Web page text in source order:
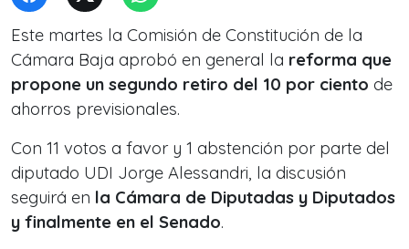
Este martes la Comisión de Constitución de la
Cámara Baja aprobó en general la reforma que
propone un segundo retiro del 10 por ciento de
ahorros previsionales.
Con 11 votos a favor y 1 abstención por parte del
diputado UDI Jorge Alessandri, la discusión
seguirá en la Cámara de Diputadas y Diputados
y finalmente en el Senado.